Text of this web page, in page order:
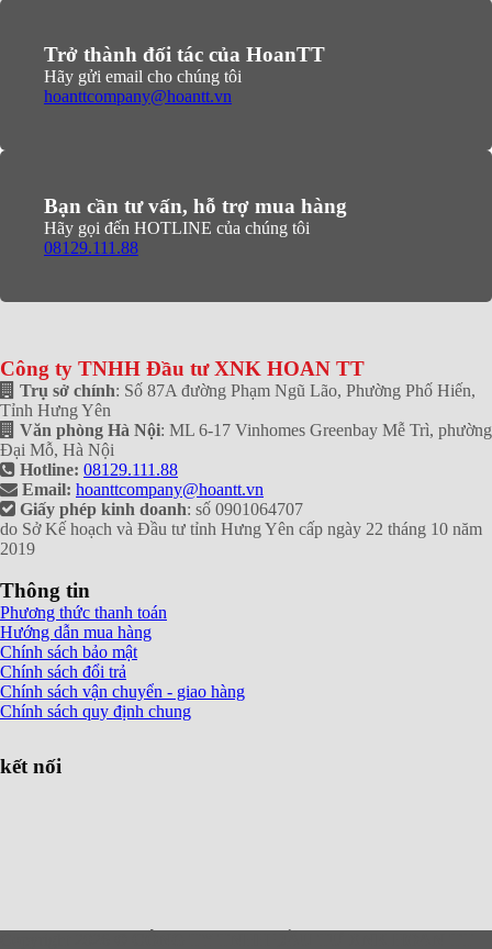
Trở thành đối tác của HoanTT
Hãy gửi email cho chúng tôi
hoanttcompany@hoantt.vn
Bạn cần tư vấn, hỗ trợ mua hàng
Hãy gọi đến HOTLINE của chúng tôi
08129.111.88
Công ty TNHH Đầu tư XNK HOAN TT
Trụ sở chính: Số 87A đường Phạm Ngũ Lão, Phường Phố Hiến,
Tỉnh Hưng Yên
Văn phòng Hà Nội: ML 6-17 Vinhomes Greenbay Mễ Trì, phường
Đại Mỗ, Hà Nội
Hotline: 08129.111.88
Email: hoanttcompany@hoantt.vn
Giấy phép kinh doanh: số 0901064707
do Sở Kế hoạch và Đầu tư tỉnh Hưng Yên cấp ngày 22 tháng 10 năm
2019
Thông tin
Phương thức thanh toán
Hướng dẫn mua hàng
Chính sách bảo mật
Chính sách đổi trả
Chính sách vận chuyển - giao hàng
Chính sách quy định chung
kết nối